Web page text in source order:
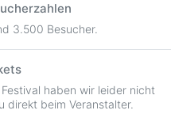
3.500 Besucher.
haben wir leider nicht
direkt beim Veranstalter.